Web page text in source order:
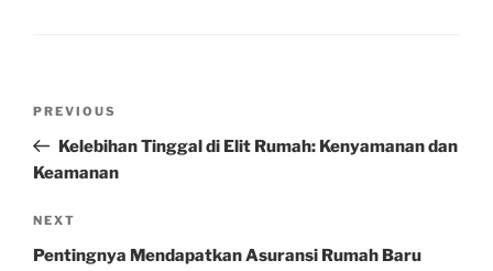
Previous
Post
PREVIOUS
Kelebihan Tinggal di Elit Rumah: Kenyamanan dan
Keamanan
Next
Post
NEXT
Pentingnya Mendapatkan Asuransi Rumah Baru